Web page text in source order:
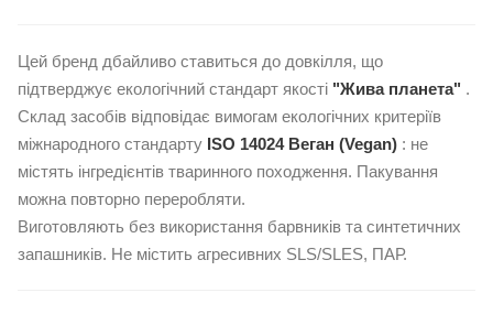
Цей бренд дбайливо ставиться до довкілля, що
підтверджує екологічний стандарт якості "Жива планета" .
Склад засобів відповідає вимогам екологічних критеріїв
міжнародного стандарту ISO 14024 Веган (Vegan) : не
містять інгредієнтів тваринного походження. Пакування
можна повторно переробляти.
Виготовляють без використання барвників та синтетичних
запашників. Не містить агресивних SLS/SLES, ПАР.